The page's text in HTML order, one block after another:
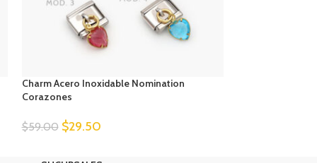
Charm Acero Inoxidable Nomination
Corazones
$59.00 $29.50